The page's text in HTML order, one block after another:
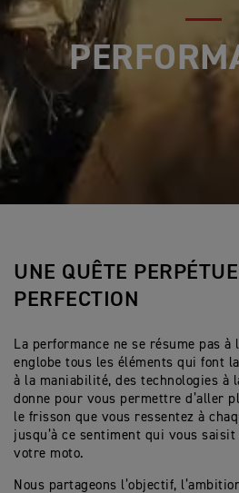
UNE QUÊTE
PERFECTION
La performance ne se résume pas à
englobe tous les éléments qui font
à la maniabilité, des technologies à
donne pour vous permettre d’aller
le frisson que vous ressentez à
jusqu’à ce sentiment qui vous
votre moto.
Nous partageons l’objectif,